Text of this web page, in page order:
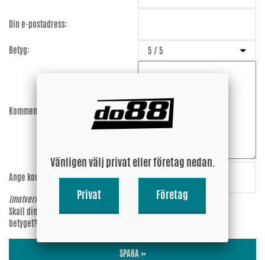
Din e-postadress:
Betyg:
Kommentar:
Ange koden:
FtaLT5
(motverkar spam)
Skall din epost-adress synas vid
betyget?
Ja
SPARA »
Vänligen välj privat eller företag nedan.
Privat Företag